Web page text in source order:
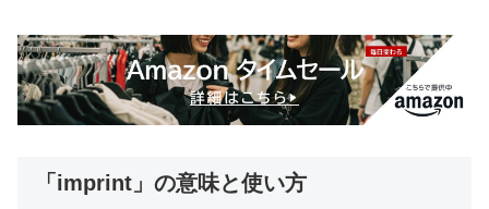
「imprint」の意味と使い方